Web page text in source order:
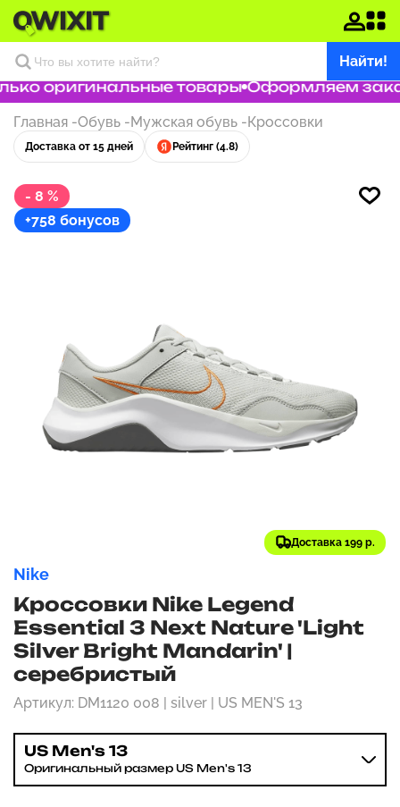
Найти!
оригинальные товары Оформляем заказ
Главная -Обувь -Мужская обувь -Кроссовки
Доставка от 15 дней Рейтинг (4.8)
- 8 %
+758 бонусов
Доставка 199 р.
Nike
Кроссовки Nike Legend
Essential 3 Next Nature 'Light
Silver Bright Mandarin' |
серебристый
Артикул: DM1120 008 | silver | US MEN'S 13
US Men's 13
Оригинальный размер US Men's 13